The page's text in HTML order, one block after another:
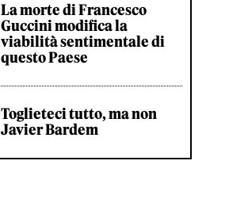
La morte di Francesco
Guccini modifica la
viabilità sentimentale di
questo Paese
Toglieteci tutto, ma non
Javier Bardem